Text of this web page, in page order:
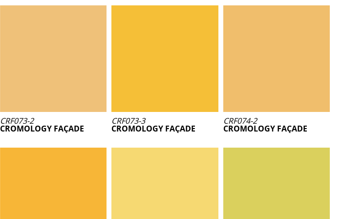
CRF073-2
CROMOLOGY FAÇADE
CRF073-3
CROMOLOGY FAÇADE
CRF074-2
CROMOLOGY FAÇADE